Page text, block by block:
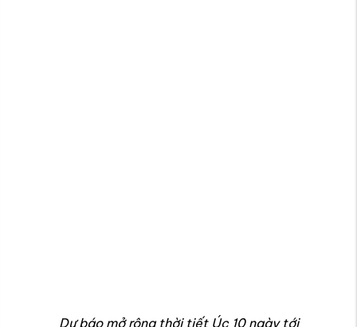
vẫn băn khoăn không biết khi nào các thành phố lớn như